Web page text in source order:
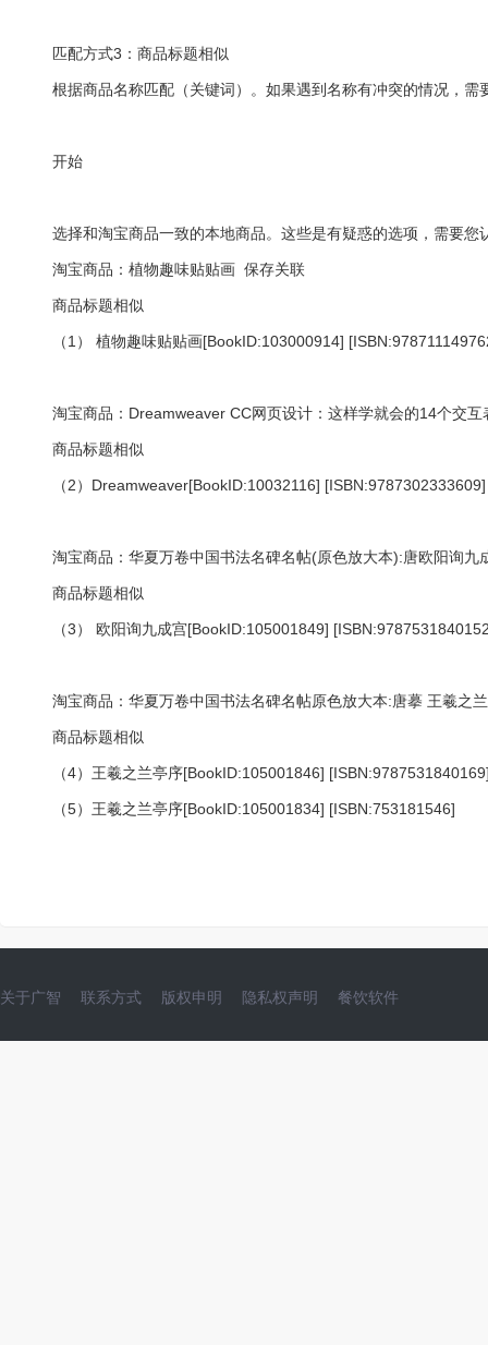
匹配方式3：商品标题相似
根据商品名称匹配（关键词）。如果遇到名称有冲突的情况，需
开始
选择和淘宝商品一致的本地商品。这些是有疑惑的选项，需要您
淘宝商品：植物趣味贴贴画 保存关联
商品标题相似
（1） 植物趣味贴贴画[BookID:103000914]
淘宝商品：Dreamweaver CC网页设计：这样学就会的14个交
商品标题相似
（2）Dreamweaver[BookID:10032116] [ISBN:9787302333609]
淘宝商品：华夏万卷中国书法名碑名帖(原色放大本):唐欧阳询九
商品标题相似
（3） 欧阳询九成宫[BookID:105001849]
淘宝商品：华夏万卷中国书法名碑名帖原色放大本:唐摹 王羲之
商品标题相似
（4）王羲之兰亭序[BookID:105001846]
（5）王羲之兰亭序[BookID:105001834] [ISBN:753181546]
关于广智 联系方式 版权申明 隐私权声明 餐饮软件